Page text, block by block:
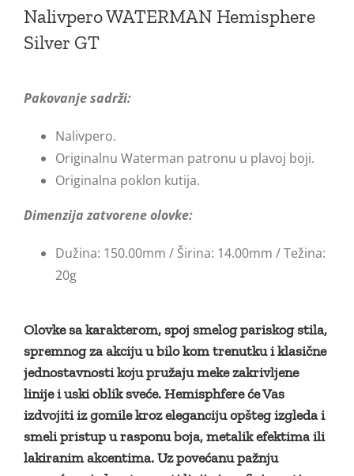
Nalivpero WATERMAN Hemisphere
Silver GT
Pakovanje sadrži:
Nalivpero.
Originalnu Waterman patronu u plavoj boji.
Originalna poklon kutija.
Dimenzija zatvorene olovke:
Dužina: 150.00mm / Širina: 14.00mm / Težina:
20g
Olovke sa karakterom, spoj smelog pariskog stila,
spremnog za akciju u bilo kom trenutku i klasične
jednostavnosti koju pružaju meke zakrivljene
linije i uski oblik sveće. Hemisphfere će Vas
izdvojiti iz gomile kroz eleganciju opšteg izgleda i
smeli pristup u rasponu boja, metalik efektima ili
lakiranim akcentima. Uz povećanu pažnju